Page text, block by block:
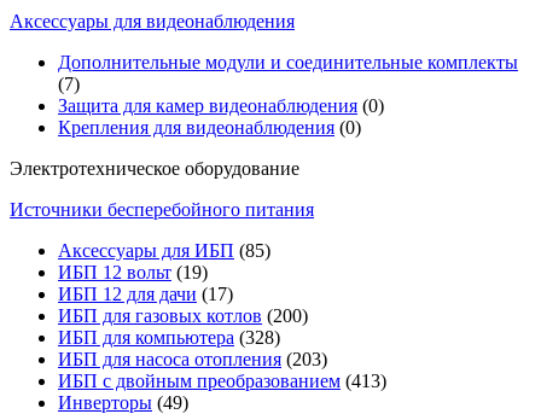
Аксессуары для видеонаблюдения
Дополнительные модули и соединительные комплекты
(7)
Защита для камер видеонаблюдения (0)
Крепления для видеонаблюдения (0)
Электротехническое оборудование
Источники бесперебойного питания
Аксессуары для ИБП (85)
ИБП 12 вольт (19)
ИБП 12 для дачи (17)
ИБП для газовых котлов (200)
ИБП для компьютера (328)
ИБП для насоса отопления (203)
ИБП с двойным преобразованием (413)
Инверторы (49)